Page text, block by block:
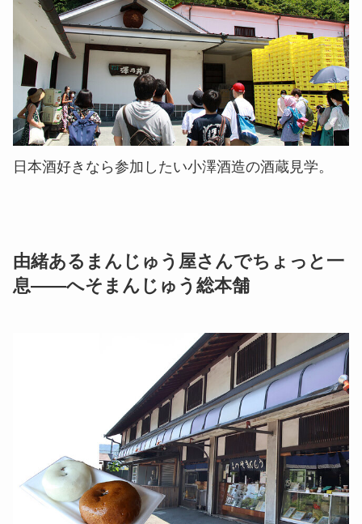
日本酒好きなら参加したい小澤酒造の酒蔵見学。
由緒あるまんじゅう屋さんでちょっと一
息――へそまんじゅう総本舗